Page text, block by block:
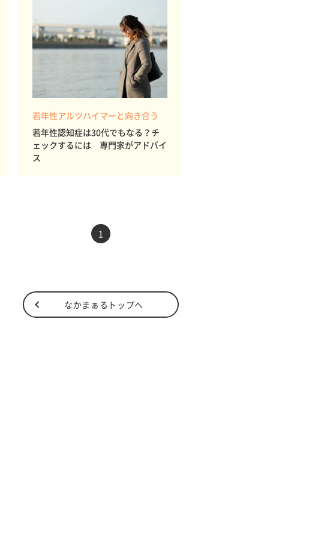
若年性アルツハイマーと向き合う
若年性認知症は30代でもなる？チ
ェックするには 専門家がアドバイ
ス
1
なかまぁるトップへ